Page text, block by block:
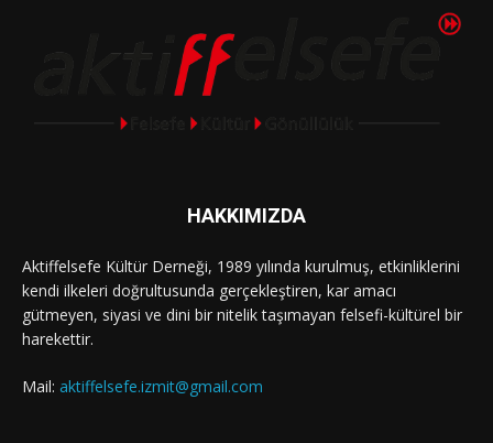
HAKKIMIZDA
Aktiffelsefe Kültür Derneği, 1989 yılında kurulmuş, etkinliklerini
kendi ilkeleri doğrultusunda gerçekleştiren, kar amacı
gütmeyen, siyasi ve dini bir nitelik taşımayan felsefi-kültürel bir
harekettir.
Mail: aktiffelsefe.izmit@gmail.com